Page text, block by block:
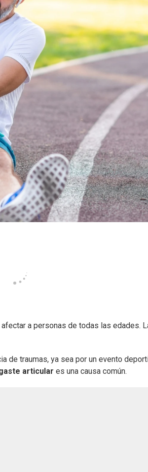
a personas de todas las edades.
de traumas, ya sea por un evento
articular es una causa común.